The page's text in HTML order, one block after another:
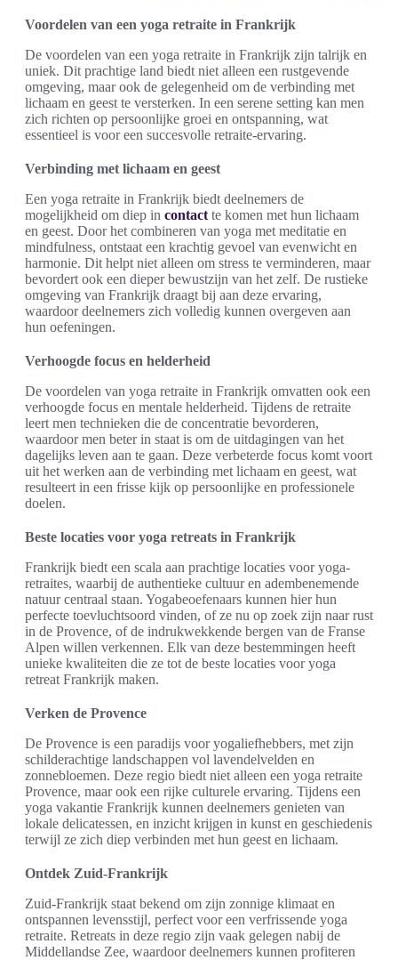
Voordelen van een yoga retraite in Frankrijk
De voordelen van een yoga retraite in Frankrijk zijn talrijk en
uniek. Dit prachtige land biedt niet alleen een rustgevende
omgeving, maar ook de gelegenheid om de verbinding met
lichaam en geest te versterken. In een serene setting kan men
zich richten op persoonlijke groei en ontspanning, wat
essentieel is voor een succesvolle retraite-ervaring.
Verbinding met lichaam en geest
Een yoga retraite in Frankrijk biedt deelnemers de
mogelijkheid om diep in contact te komen met hun lichaam
en geest. Door het combineren van yoga met meditatie en
mindfulness, ontstaat een krachtig gevoel van evenwicht en
harmonie. Dit helpt niet alleen om stress te verminderen, maar
bevordert ook een dieper bewustzijn van het zelf. De rustieke
omgeving van Frankrijk draagt bij aan deze ervaring,
waardoor deelnemers zich volledig kunnen overgeven aan
hun oefeningen.
Verhoogde focus en helderheid
De voordelen van yoga retraite in Frankrijk omvatten ook een
verhoogde focus en mentale helderheid. Tijdens de retraite
leert men technieken die de concentratie bevorderen,
waardoor men beter in staat is om de uitdagingen van het
dagelijks leven aan te gaan. Deze verbeterde focus komt voort
uit het werken aan de verbinding met lichaam en geest, wat
resulteert in een frisse kijk op persoonlijke en professionele
doelen.
Beste locaties voor yoga retreats in Frankrijk
Frankrijk biedt een scala aan prachtige locaties voor yoga-
retraites, waarbij de authentieke cultuur en adembenemende
natuur centraal staan. Yogabeoefenaars kunnen hier hun
perfecte toevluchtsoord vinden, of ze nu op zoek zijn naar rust
in de Provence, of de indrukwekkende bergen van de Franse
Alpen willen verkennen. Elk van deze bestemmingen heeft
unieke kwaliteiten die ze tot de beste locaties voor yoga
retreat Frankrijk maken.
Verken de Provence
De Provence is een paradijs voor yogaliefhebbers, met zijn
schilderachtige landschappen vol lavendelvelden en
zonnebloemen. Deze regio biedt niet alleen een yoga retraite
Provence, maar ook een rijke culturele ervaring. Tijdens een
yoga vakantie Frankrijk kunnen deelnemers genieten van
lokale delicatessen, en inzicht krijgen in kunst en geschiedenis
terwijl ze zich diep verbinden met hun geest en lichaam.
Ontdek Zuid-Frankrijk
Zuid-Frankrijk staat bekend om zijn zonnige klimaat en
ontspannen levensstijl, perfect voor een verfrissende yoga
retraite. Retreats in deze regio zijn vaak gelegen nabij de
Middellandse Zee, waardoor deelnemers kunnen profiteren